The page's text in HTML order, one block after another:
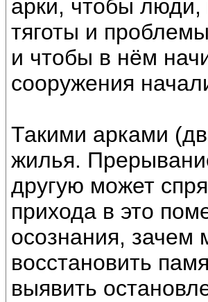
арки, чтобы люди,
тяготы и
и чтобы в нём
сооружения
Такими арками
жилья.
другую может
прихода в это
осознания,
восстановить
выявить